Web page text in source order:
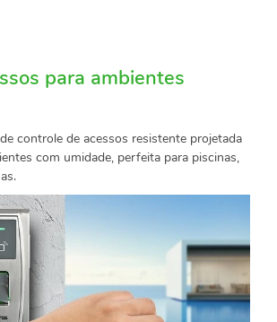
para ambientes
controle de acessos resistente projetada
com umidade, perfeita para piscinas,